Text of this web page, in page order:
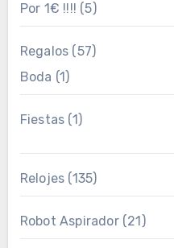
Por 1€ !!!! (5)
Regalos (57)
Boda (1)
Fiestas (1)
Relojes (135)
Robot Aspirador(21)